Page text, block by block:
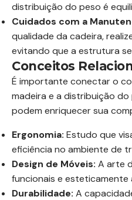
distribuição do peso é
Cuidados com a
qualidade da cadeira,
evitando que a estrutura
Conceitos
É importante conectar o
madeira e a distribuição
podem enriquecer sua
Ergonomia: Estudo que
eficiência no ambiente de
Design de Móveis: A arte
funcionais e esteticamente
Durabilidade: A